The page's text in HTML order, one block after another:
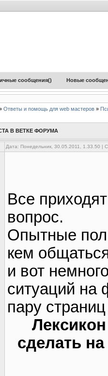
сообщения() Новые
Ответы и помощь для web мастеров »
В ВЕТКЕ ФОРУМА
Дата: Понедельник, 30.05.2011, 1.33.50 |
Все
вопрос.
Опытные
кем
и вот
ситуаций на
пару
сделать